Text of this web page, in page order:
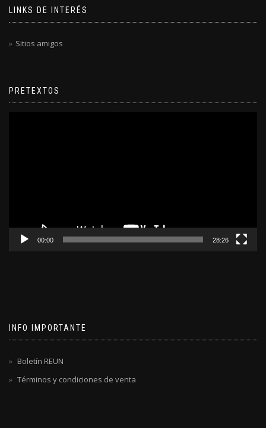
LINKS DE INTERÉS
Sitios amigos
PRETEXTOS
00:00 28:26
INFO IMPORTANTE
Boletín REUN
Términos y condiciones de venta